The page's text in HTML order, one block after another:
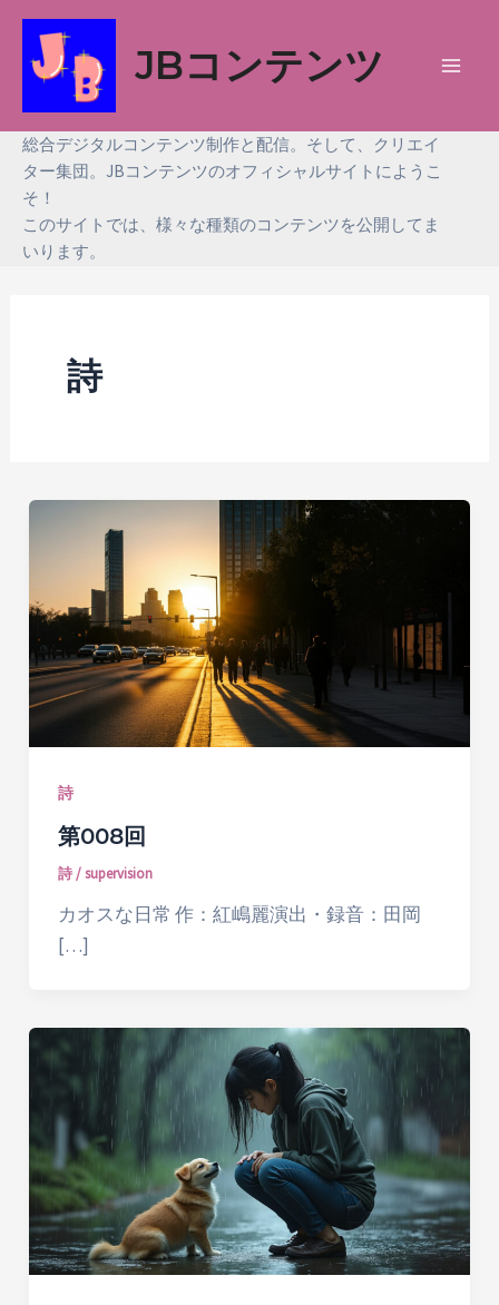
キ
JBコンテンツ
総合デジタルコンテンツ制作と配信。そして、クリエイ
ター集団。JBコンテンツのオフィシャルサイトにようこ
そ！
このサイトでは、様々な種類のコンテンツを公開してま
いります。
詩
詩
第008回
詩/supervision
カオスな日常 作：紅嶋麗演出・録音：田岡
[…]